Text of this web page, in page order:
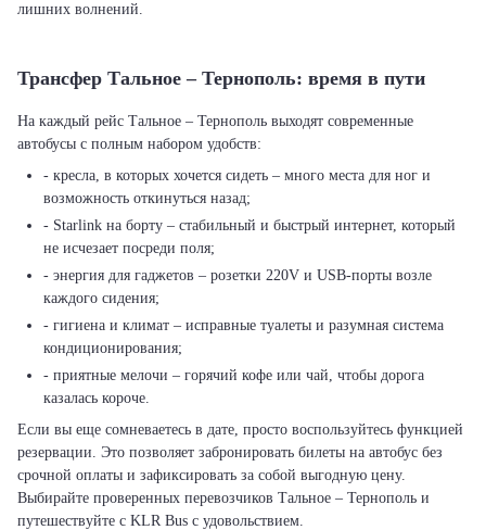
лишних волнений.
Трансфер Тальное – Тернополь: время в пути
На каждый рейс Тальное – Тернополь выходят современные
автобусы с полным набором удобств:
- кресла, в которых хочется сидеть – много места для ног и
возможность откинуться назад;
- Starlink на борту – стабильный и быстрый интернет, который
не исчезает посреди поля;
- энергия для гаджетов – розетки 220V и USB-порты возле
каждого сидения;
- гигиена и климат – исправные туалеты и разумная система
кондиционирования;
- приятные мелочи – горячий кофе или чай, чтобы дорога
казалась короче.
Если вы еще сомневаетесь в дате, просто воспользуйтесь функцией
резервации. Это позволяет забронировать билеты на автобус без
срочной оплаты и зафиксировать за собой выгодную цену.
Выбирайте проверенных перевозчиков Тальное – Тернополь и
путешествуйте с KLR Bus с удовольствием.